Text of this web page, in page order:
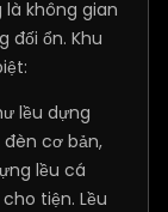
là không gian
đối ổn. Khu
lều dựng
cơ bản,
lều cá
tiện. Lều